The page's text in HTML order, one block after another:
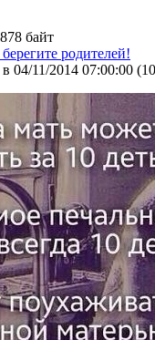
байт
родителей!
в 04/11/2014 07:00:00 (